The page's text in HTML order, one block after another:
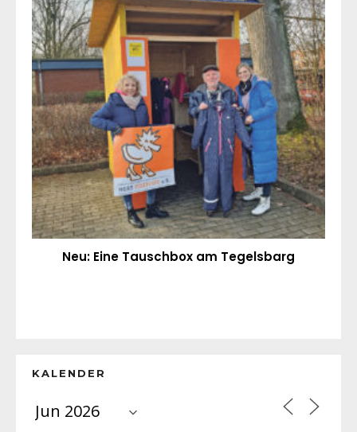
Neu: Eine Tauschbox am Tegelsbarg
KALENDER